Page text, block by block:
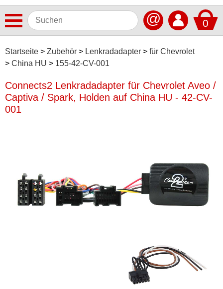
0
@
Startseite Zubehör Lenkradadapter
für Chevrolet
China HU
155-42-CV-001
Autoradios
Dashcams
Elektromobilität
Navigationssoftware
Navigationssysteme
Connects2 Lenkradadapter für Chevrolet Aveo /
Captiva / Spark, Holden auf China HU - 42-CV-
001